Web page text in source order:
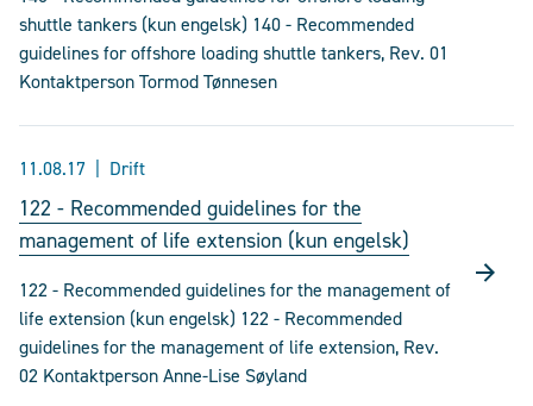
shuttle tankers (kun engelsk) 140 - Recommended
guidelines for offshore loading shuttle tankers, Rev. 01
Kontaktperson Tormod Tønnesen
11.08.17 Drift
122 - Recommended guidelines for the
management of life extension (kun engelsk)
122 - Recommended guidelines for the management of
life extension (kun engelsk) 122 - Recommended
guidelines for the management of life extension, Rev.
02 Kontaktperson Anne-Lise Søyland